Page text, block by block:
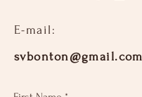
E-mail:​
svbonton@gmail.com